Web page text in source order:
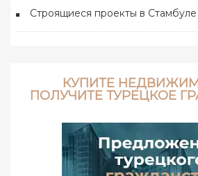
Строящиеся проекты в Стамбуле
КУПИТЕ
ПОЛУЧИТЕ ТУРЕЦКОЕ